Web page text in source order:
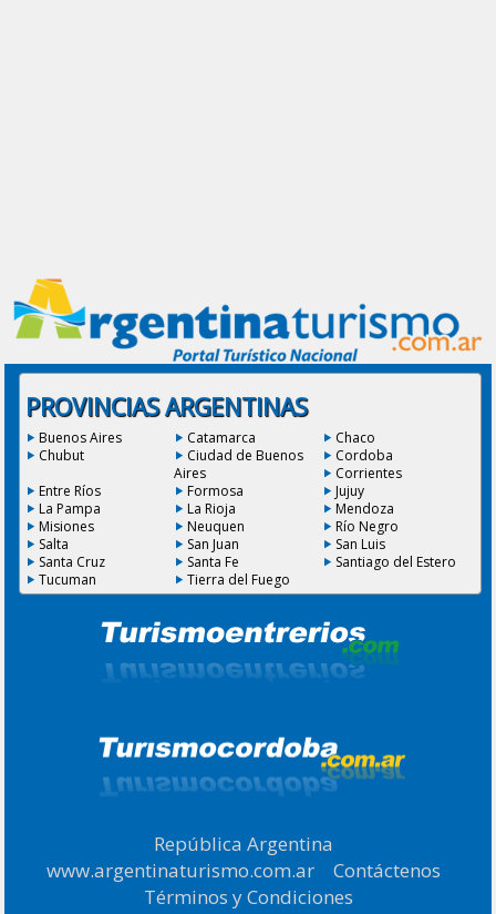
PROVINCIAS ARGENTINAS
Buenos Aires Catamarca
Chaco
Chubut
Ciudad de Buenos
Aires
Cordoba
Corrientes
Entre Ríos
Formosa
Jujuy
La Pampa
La Rioja
Mendoza
Misiones
Neuquen
Río Negro
Salta
San Juan
San Luis
Santa Cruz
Santa Fe
Santiago del Estero
Tucuman
Tierra del Fuego
República Argentina
www.argentinaturismo.com.ar| Contáctenos
Términos y Condiciones